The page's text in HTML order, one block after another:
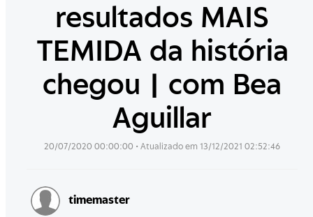
resultados MAIS
TEMIDA da história
chegou | com Bea
Aguillar
20/07/2020 00:00:00 • Atualizado em 13/12/2021 02:52:46
timemaster